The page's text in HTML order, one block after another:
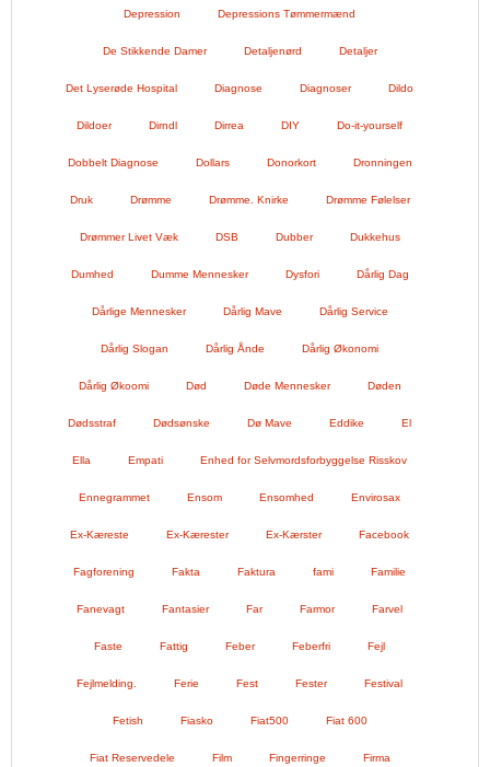
Depression Depressions Tømmermænd
De Stikkende Damer Detaljenørd Detaljer
Det Lyserøde Hospital Diagnose Diagnoser Dildo
Dildoer Dirndl Dirrea DIY Do-it-yourself
Dobbelt Diagnose Dollars Donorkort Dronningen
Druk Drømme Drømme. Knirke Drømme Følelser
Drømmer Livet Væk DSB Dubber Dukkehus
Dumhed Dumme Mennesker Dysfori Dårlig Dag
Dårlige Mennesker Dårlig Mave Dårlig Service
Dårlig Slogan Dårlig Ånde Dårlig Økonomi
Dårlig Økoomi Død Døde Mennesker Døden
Dødsstraf Dødsønske Dø Mave Eddike El
Ella Empati Enhed for Selvmordsforbyggelse Risskov
Ennegrammet Ensom Ensomhed Envirosax
Ex-Kæreste Ex-Kærester Ex-Kærster Facebook
Fagforening Fakta Faktura fami Familie
Fanevagt Fantasier Far Farmor Farvel
Faste Fattig Feber Feberfri Fejl
Fejlmelding. Ferie Fest Fester Festival
Fetish Fiasko Fiat500 Fiat 600
Fiat Reservedele Film Fingerringe Firma